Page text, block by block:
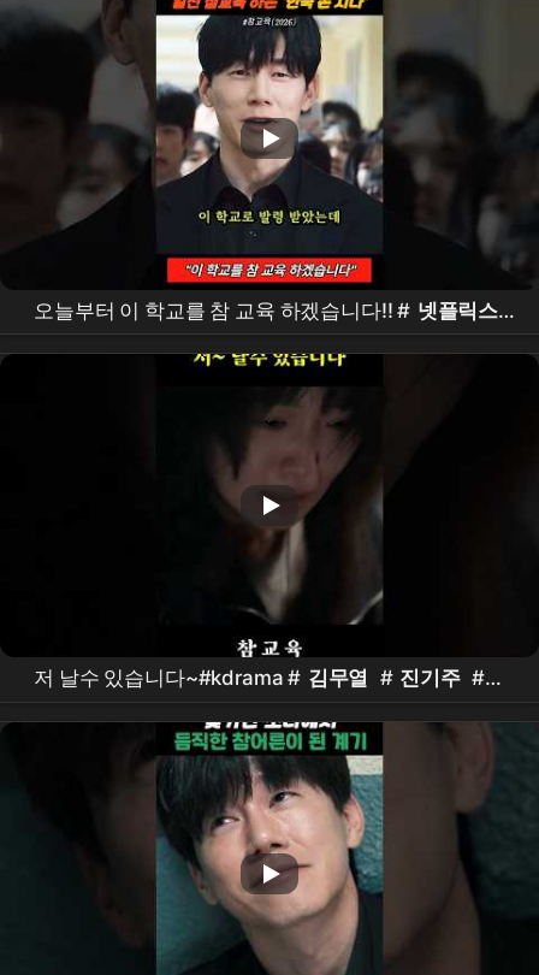
오늘부터 이 학교를 참 교육 하겠습니다!! # 넷플릭스
# 참교육 # 김무열 #shorts
저 날수 있습니다~#kdrama # 김무열 # 진기주 #표
지훈 # 이성민 # 참교육 드라마 # Netflix